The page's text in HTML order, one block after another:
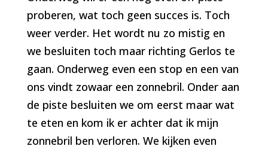
proberen, wat toch geen succes is. Toch
weer verder. Het wordt nu zo mistig en
we besluiten toch maar richting Gerlos te
gaan. Onderweg even een stop en een van
ons vindt zowaar een zonnebril. Onder aan
de piste besluiten we om eerst maar wat
te eten en kom ik er achter dat ik mijn
zonnebril ben verloren. We kijken even